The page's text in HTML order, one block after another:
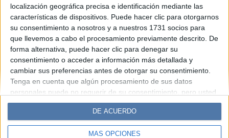
localización geográfica precisa e identificación mediante las
características de dispositivos. Puede hacer clic para otorgarnos
su consentimiento a nosotros y a nuestros 1731 socios para
que llevemos a cabo el procesamiento previamente descrito. De
forma alternativa, puede hacer clic para denegar su
consentimiento o acceder a información más detallada y
cambiar sus preferencias antes de otorgar su consentimiento.
Tenga en cuenta que algún procesamiento de sus datos
personales puede no requerir de su consentimiento, pero usted
tiene el derecho de rechazar tal procesamiento. Sus
preferencias se aplicarán solo a este sitio web. Puede cambiar
sus preferencias o retirar su consentimiento en cualquier
momento volviendo a este sitio y haciendo clic en el botón
MÁS OPCIONES
DE ACUERDO
Diario Perfil Caras Noticias
Fortuna
Hombre
Weekend Parabrisas
Supercampo
Lunateen